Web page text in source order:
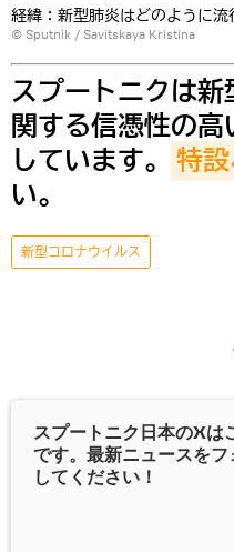
経緯：新型肺炎はどのように流
© Sputnik / Savitskaya Kristina
スプートニクは
関する信憑性の
しています。 特
い。
新型コロナウイルス
スプートニク日本のXは
です。最新ニュースを
してください！